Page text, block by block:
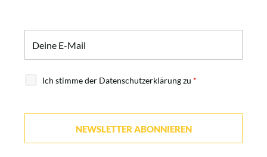
Ich stimme der Datenschutzerklärung zu *